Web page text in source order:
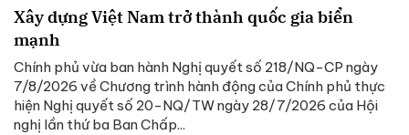
Xây dựng Việt Nam trở thành quốc gia biển
mạnh
Chính phủ vừa ban hành Nghị quyết số 218/NQ-CP ngày
7/8/2026 về Chương trình hành động của Chính phủ thực
hiện Nghị quyết số 20-NQ/TW ngày 28/7/2026 của Hội
nghị lần thứ ba Ban Chấp...